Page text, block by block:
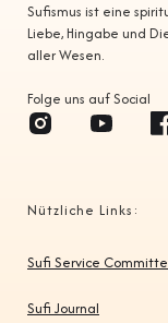
Sufismus ist eine
Liebe, Hingabe und
aller Wesen.
Folge uns auf Social
Nützliche Links:
Sufi Service
Sufi Journal